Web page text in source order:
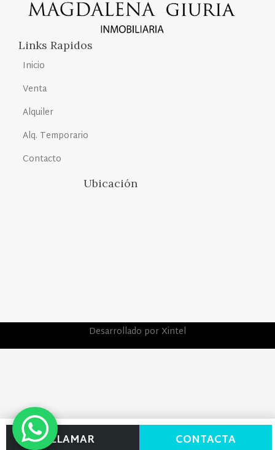
LLAMAR CONTACTA
Links Rapidos
Inicio
Venta
Alquiler
Alq. Temporario
Contacto
Ubicación
Desarrollado por Xintel